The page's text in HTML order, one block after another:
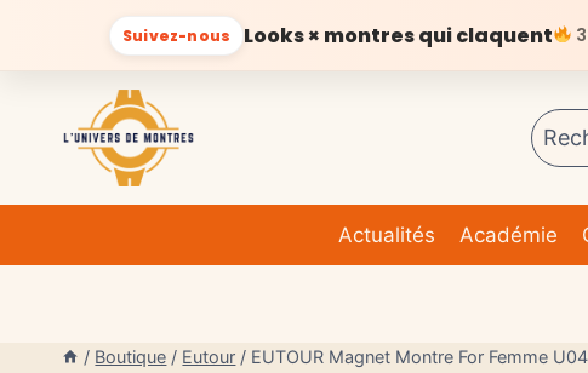
Suivez-nous Looks × montres qui claquent
Actualités Académie
/ Boutique / Eutour / EUTOUR Magnet Montre For Femme